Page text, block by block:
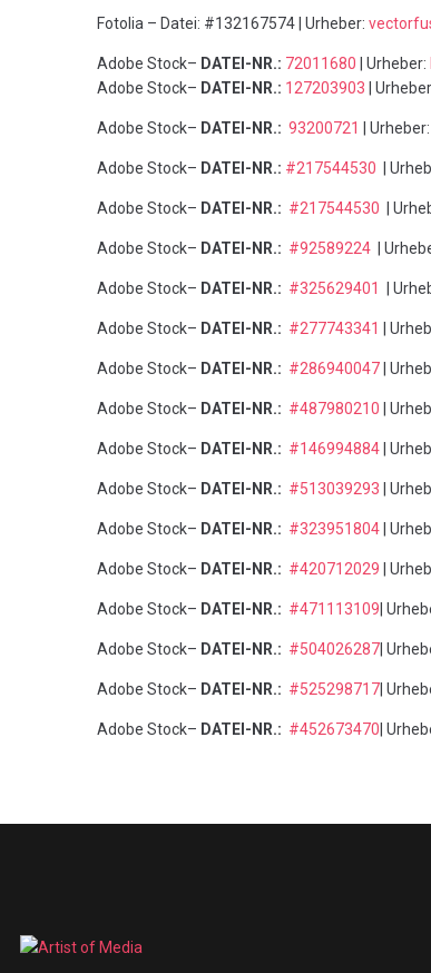
Fotolia – Datei: #132167574 | Urheber:
Adobe Stock– DATEI-NR.: 72011680 | Urheber:
Adobe Stock– DATEI-NR.: 127203903 |
Adobe Stock– DATEI-NR.: 93200721 | Urheber:
Adobe Stock– DATEI-NR.: #217544530 |
Adobe Stock– DATEI-NR.: #217544530 |
Adobe Stock– DATEI-NR.: #92589224 |
Adobe Stock– DATEI-NR.: #325629401 |
Adobe Stock– DATEI-NR.: #277743341 |
Adobe Stock– DATEI-NR.: #286940047 |
Adobe Stock– DATEI-NR.: #487980210 |
Adobe Stock– DATEI-NR.: #146994884 |
Adobe Stock– DATEI-NR.: #513039293 |
Adobe Stock– DATEI-NR.: #323951804 |
Adobe Stock– DATEI-NR.: #420712029 |
Adobe Stock– DATEI-NR.: #471113109 |
Adobe Stock– DATEI-NR.: #504026287 |
Adobe Stock– DATEI-NR.: #525298717 |
Adobe Stock– DATEI-NR.: #452673470 |